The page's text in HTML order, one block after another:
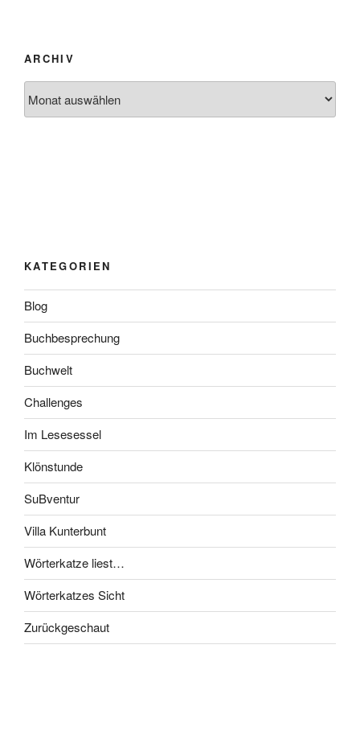
ARCHIV
KATEGORIEN
Blog
Buchbesprechung
Buchwelt
Challenges
Im Lesesessel
Klönstunde
SuBventur
Villa Kunterbunt
Wörterkatze liest…
Wörterkatzes Sicht
Zurückgeschaut